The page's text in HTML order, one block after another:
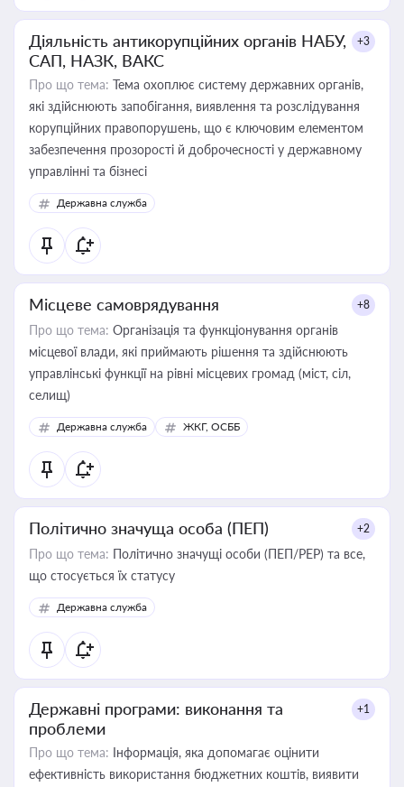
Діяльність антикорупційних органів НАБУ,
САП, НАЗК, ВАКС
+3
Про що тема: Тема охоплює систему державних органів,
які здійснюють запобігання, виявлення та розслідування
корупційних правопорушень, що є ключовим елементом
забезпечення прозорості й доброчесності у державному
управлінні та бізнесі
Державна служба
Місцеве самоврядування +8
Про що тема: Організація та функціонування органів
місцевої влади, які приймають рішення та здійснюють
управлінські функції на рівні місцевих громад (міст, сіл,
селищ)
Державна служба ЖКГ, ОСББ
Політично значуща особа (ПЕП) +2
Про що тема: Політично значущі особи (ПЕП/PEP) та все,
що стосується їх статусу
Державна служба
Державні програми: виконання та
проблеми
+1
Про що тема: Інформація, яка допомагає оцінити
ефективність використання бюджетних коштів, виявити